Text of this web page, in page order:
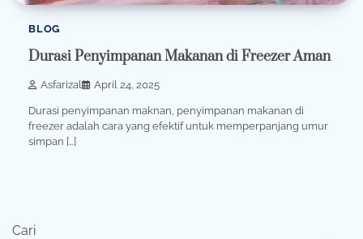
BLOG
Durasi Penyimpanan Makanan di Freezer Aman
Asfarizal April 24, 2025
Durasi penyimpanan maknan, penyimpanan makanan di
freezer adalah cara yang efektif untuk memperpanjang umur
simpan […]
Cari